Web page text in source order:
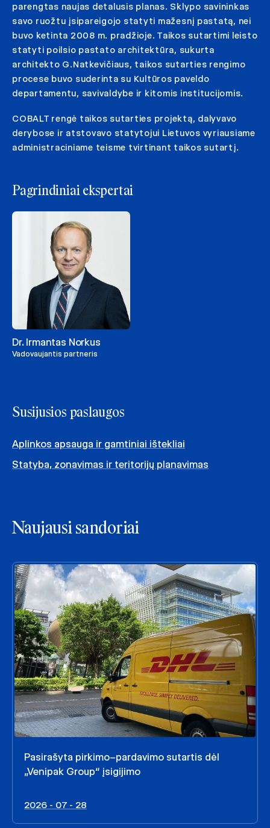
parengtas naujas detalusis planas. Sklypo savininkas
savo ruožtu įsipareigojo statyti mažesnį pastatą, nei
buvo ketinta 2008 m. pradžioje. Taikos sutartimi leisto
statyti poilsio pastato architektūra, sukurta
architekto G.Natkevičiaus, taikos sutarties rengimo
procese buvo suderinta su Kultūros paveldo
departamentu, savivaldybe ir kitomis institucijomis.
COBALT rengė taikos sutarties projektą, dalyvavo
derybose ir atstovavo statytojui Lietuvos vyriausiame
administraciniame teisme tvirtinant taikos sutartį.
Pagrindiniai ekspertai
Dr. Irmantas Norkus
Vadovaujantis partneris
Susijusios paslaugos
Aplinkos apsauga ir gamtiniai ištekliai
Statyba, zonavimas ir teritorijų planavimas
Naujausi sandoriai
Pasirašyta pirkimo–pardavimo sutartis dėl
„Venipak Group“ įsigijimo
2026 - 07 - 28